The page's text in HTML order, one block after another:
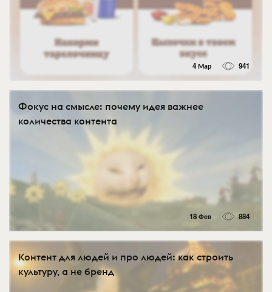
4 Мар 941
Фокус на смысле: почему идея важнее
количества контента
18 Фев 884
Контент для людей и про людей: как строить
культуру, а не бренд